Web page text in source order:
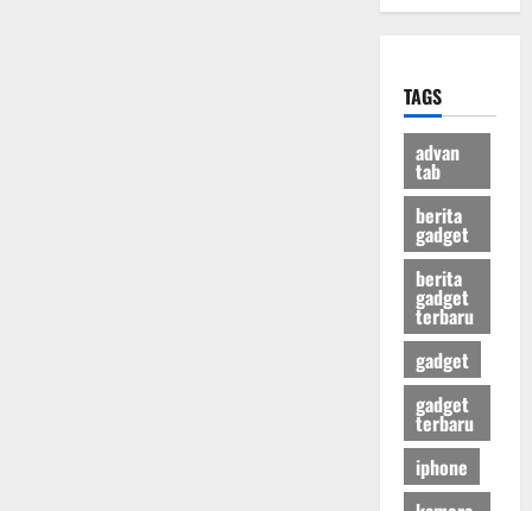
TAGS
advan
tab
berita
gadget
berita
gadget
terbaru
gadget
gadget
terbaru
iphone